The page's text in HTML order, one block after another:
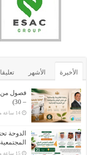
الأخيرة الأشهر
– 30)
الدوحة
المجتمعية 2026